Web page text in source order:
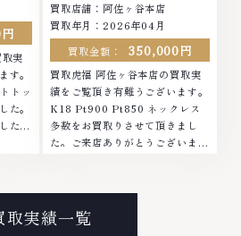
実
す。
トッ
た。
た。
金・
貴金
ュエ
買取店舗：阿佐ヶ谷本店
買取年月：2026年04月
買取金額：
350,000円
買取虎福 阿佐ヶ谷本店の買取実
績をご覧頂き有難うございます。
K18 Pt900 Pt850 ネックレス
多数をお買取りさせて頂きまし
た。ご来店ありがとうございまし
ブランド衣類 お酒買取りのこと
なら、お任せくださいなかでも
金・プラチナ等のアクセサリー・
取実績一覧